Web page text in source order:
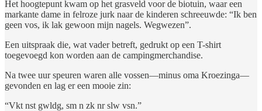
Het hoogtepunt kwam op het grasveld voor de biotuin, waar een
markante dame in felroze jurk naar de kinderen schreeuwde: “Ik ben
geen vos, ik lak gewoon mijn nagels. Wegwezen”.
Een uitspraak die, wat vader betreft, gedrukt op een T-shirt
toegevoegd kon worden aan de campingmerchandise.
Na twee uur speuren waren alle vossen—minus oma Kroezinga—
gevonden en lag er een mooie zin:
“Vkt nst gwldg, sm n zk nr slw vsn.”